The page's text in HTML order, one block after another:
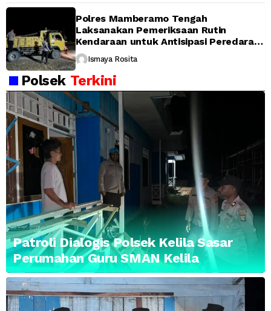
Polres Mamberamo Tengah
Laksanakan Pemeriksaan Rutin
Kendaraan untuk Antisipasi Peredaran
Miras, Narkoba, dan Barang Berbahaya
Ismaya Rosita
Polsek Terkini
Patroli Dialogis Polsek Kelila Sasar
Perumahan Guru SMAN Kelila